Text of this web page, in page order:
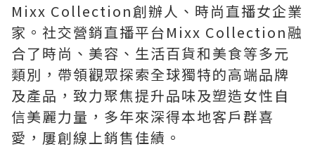
Mixx Collection創辦人、時尚直播女企業
家。社交營銷直播平台Mixx Collection融
合了時尚、美容、生活百貨和美食等多元
類別，帶領觀眾探索全球獨特的高端品牌
及產品，致力聚焦提升品味及塑造女性自
信美麗力量，多年來深得本地客戶群喜
愛，屢創線上銷售佳績。